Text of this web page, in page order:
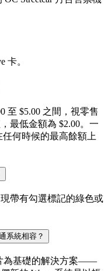
卡。
至 $5.00 之間，視零售
最低金額為 $2.00。一
何時候的最高餘額上
帶有勾選標記的綠色或
系統相容？
為基礎的解決方案——